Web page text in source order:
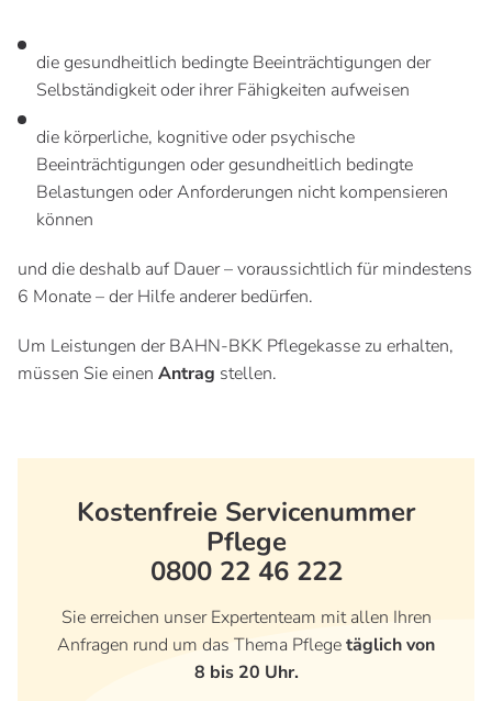
die gesundheitlich bedingte Beeinträchtigungen der
Selbständigkeit oder ihrer Fähigkeiten aufweisen
die körperliche, kognitive oder psychische
Beeinträchtigungen oder gesundheitlich bedingte
Belastungen oder Anforderungen nicht kompensieren
können
und die deshalb auf Dauer – voraussichtlich für mindestens
6 Monate – der Hilfe anderer bedürfen.
Um Leistungen der BAHN-BKK Pflegekasse zu erhalten,
müssen Sie einen Antrag stellen.
Kostenfreie Servicenummer
Pflege
0800 22 46 222
Sie erreichen unser Expertenteam mit allen Ihren
Anfragen rund um das Thema Pflegetäglich von
8 bis 20 Uhr.